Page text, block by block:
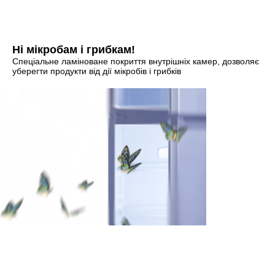
Ні мікробам і грибкам!
Спеціальне ламіноване покриття внутрішніх камер, дозволяє
уберегти продукти від дії мікробів і грибків